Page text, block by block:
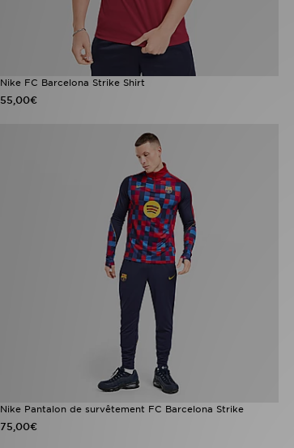
Nike FC Barcelona Strike Shirt
55,00€
Nike Pantalon de survêtement FC Barcelona Strike
75,00€